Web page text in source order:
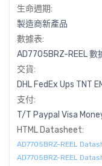
生命週期:
製造商新產品
數據表:
AD7705BRZ-REEL 數
交貨:
DHL FedEx Ups TNT
支付:
T/T Paypal Visa
HTML Datasheet:
AD7705BRZ-REEL
AD7705BRZ-REEL